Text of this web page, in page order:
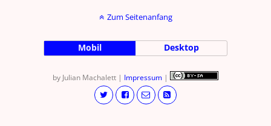
Zum Seitenanfang
Mobil Desktop
by Julian Machalett | Impressum |